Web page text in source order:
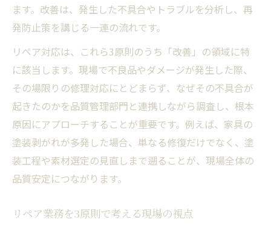
ます。改善は、発生した不具合やトラブルを分析し、再
発防止策を講じる一連の流れです。
リペア対応は、これら3原則のうち「改善」の領域に特
に該当します。現場で不良品やダメージが発生した際、
その場限りの修理対応にとどまらず、なぜその不具合が
起きたのかを品質管理部門と連携しながら調査し、根本
原因にアプローチすることが重要です。例えば、家具の
塗装剥がれが多発した場合、単なる修復だけでなく、塗
装工程や素材選定の見直しまで遡ることが、現場全体の
品質安定につながります。
リペア業務を3原則で考える現場の視点